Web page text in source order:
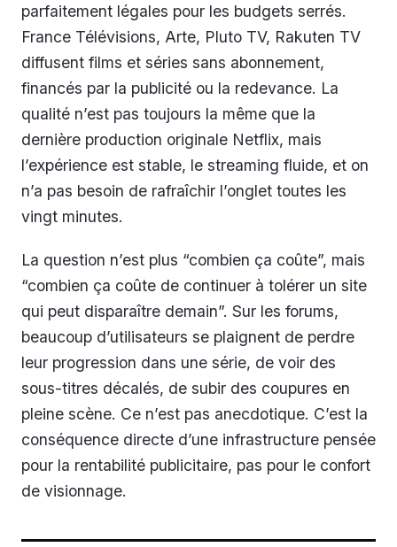
parfaitement légales pour les budgets serrés.
France Télévisions, Arte, Pluto TV, Rakuten TV
diffusent films et séries sans abonnement,
financés par la publicité ou la redevance. La
qualité n’est pas toujours la même que la
dernière production originale Netflix, mais
l’expérience est stable, le streaming fluide, et on
n’a pas besoin de rafraîchir l’onglet toutes les
vingt minutes.
La question n’est plus “combien ça coûte”, mais
“combien ça coûte de continuer à tolérer un site
qui peut disparaître demain”. Sur les forums,
beaucoup d’utilisateurs se plaignent de perdre
leur progression dans une série, de voir des
sous-titres décalés, de subir des coupures en
pleine scène. Ce n’est pas anecdotique. C’est la
conséquence directe d’une infrastructure pensée
pour la rentabilité publicitaire, pas pour le confort
de visionnage.